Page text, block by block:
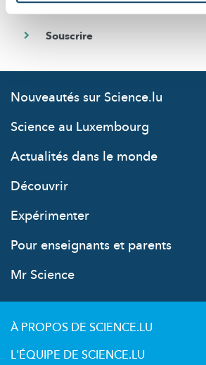
Nouveautés sur Science.lu
Science au Luxembourg
Actualités dans le monde
Découvrir
Expérimenter
Pour enseignants et parents
Mr Science
À PROPOS DE SCIENCE.LU
L'ÉQUIPE DE SCIENCE.LU